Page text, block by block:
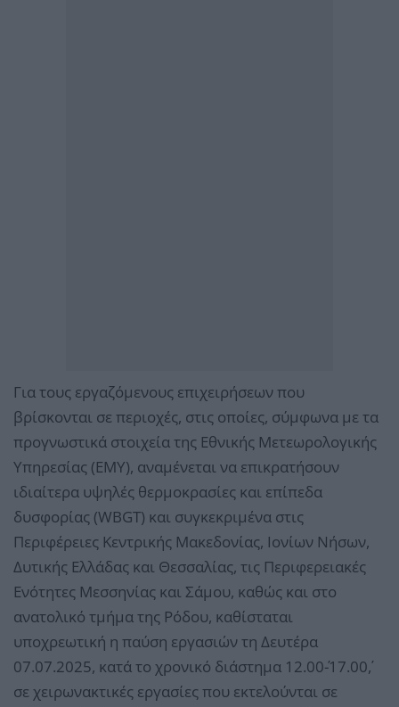
Για τους εργαζόμενους επιχειρήσεων που
βρίσκονται σε περιοχές, στις οποίες, σύμφωνα με τα
προγνωστικά στοιχεία της Εθνικής Μετεωρολογικής
Υπηρεσίας (ΕΜΥ), αναμένεται να επικρατήσουν
ιδιαίτερα υψηλές θερμοκρασίες και επίπεδα
δυσφορίας (WBGT) και συγκεκριμένα στις
Περιφέρειες Κεντρικής Μακεδονίας, Ιονίων Νήσων,
Δυτικής Ελλάδας και Θεσσαλίας, τις Περιφερειακές
Ενότητες Μεσσηνίας και Σάμου, καθώς και στο
ανατολικό τμήμα της Ρόδου, καθίσταται
υποχρεωτική η παύση εργασιών τη Δευτέρα
07.07.2025, κατά το χρονικό διάστημα 12.00΄-17.00΄,
σε χειρωνακτικές εργασίες που εκτελούνται σε